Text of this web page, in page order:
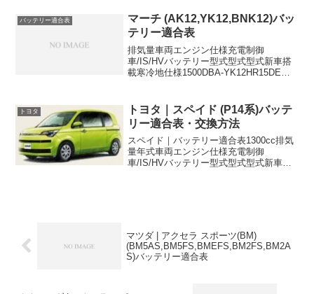
バッテリー適合表
マーチ (AK12,YK12,BNK12)バッ
テリー適合表
排気量車両エンジン仕様充電制御
車/IS/HVバッテリー型式型式型式新車搭
載寒冷地仕様1500DBA-YK12HR15DE充
46B24L55B24L1400DBA...
トヨタ
トヨタ｜スペイド (P14系)バッテ
リー適合表・交換方法
スペイド｜バッテリー適合表1300cc排気
量年式車両エンジン仕様充電制御
車/IS/HVバッテリー型式型式型式新車搭
マツダ | アクセラ スポーツ(BM)
(BM5AS,BM5FS,BMEFS,BM2FS,BM2A
S)バッテリー適合表